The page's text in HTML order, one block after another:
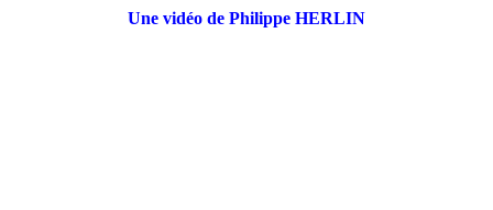
Une vidéo de Philippe HERLIN